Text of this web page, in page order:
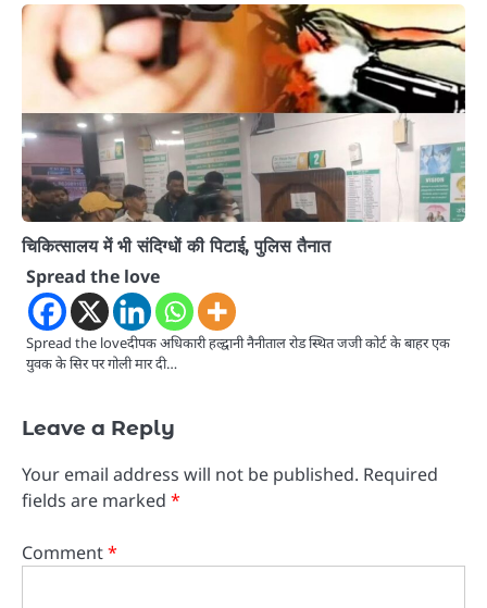
चिकित्सालय में भी संदिग्धों की पिटाई, पुलिस तैनात
Spread the love
Spread the loveदीपक अधिकारी हल्द्वानी नैनीताल रोड स्थित जजी कोर्ट के बाहर एक
युवक के सिर पर गोली मार दी…
Leave a Reply
Your email address will not be published. Required
fields are marked *
Comment*